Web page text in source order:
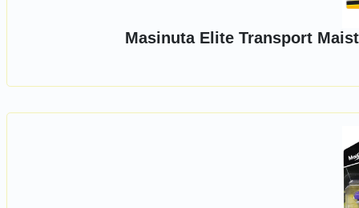
Masinuta Elite Transport